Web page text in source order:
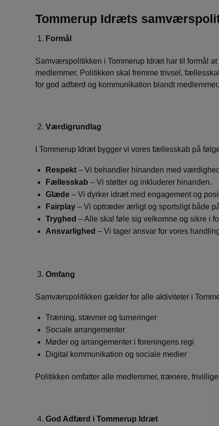
Tommerup Idræts
Formål
Samværspolitikken i Tommerup Idræt har til formål
medlemmer. Politikken skal fremme trivsel,
for god adfærd og kommunikation blandt
Værdigrundlag
I Tommerup Idræt bygger vi vores fællesskab på
Respekt– Vi behandler hinanden med
Fællesskab – Vi støtter og inkluderer hinanden.
Glæde– Vi dyrker idræt med engagement og
Fairplay– Vi optræder ærligt og sportsligt både
Tryghed – Alle skal føle sig velkomne og sikre i
Ansvarlighed – Vi tager ansvar for vores
Omfang
Samværspolitikken gælder for alle aktiviteter i
Træning, stævner og turneringer
Sociale arrangementer
Møder og arrangementer i foreningens regi
Digital kommunikation og sociale medier
Politikken omfatter alle medlemmer, trænere,
God Adfærd i Tommerup Idræt